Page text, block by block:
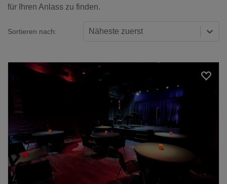
für Ihren Anlass zu finden.
Sortieren nach: Näheste zuerst
Loading...